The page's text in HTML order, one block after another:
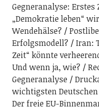
Gegneranalyse:
„Demokratie leben“
Wendehälse?
Erfolgsmodell?
Iran:
Zeit“ könnte
Und wenn ja, wie?
Gegneranalyse
wichtigsten Deutschen
Der freie EU-